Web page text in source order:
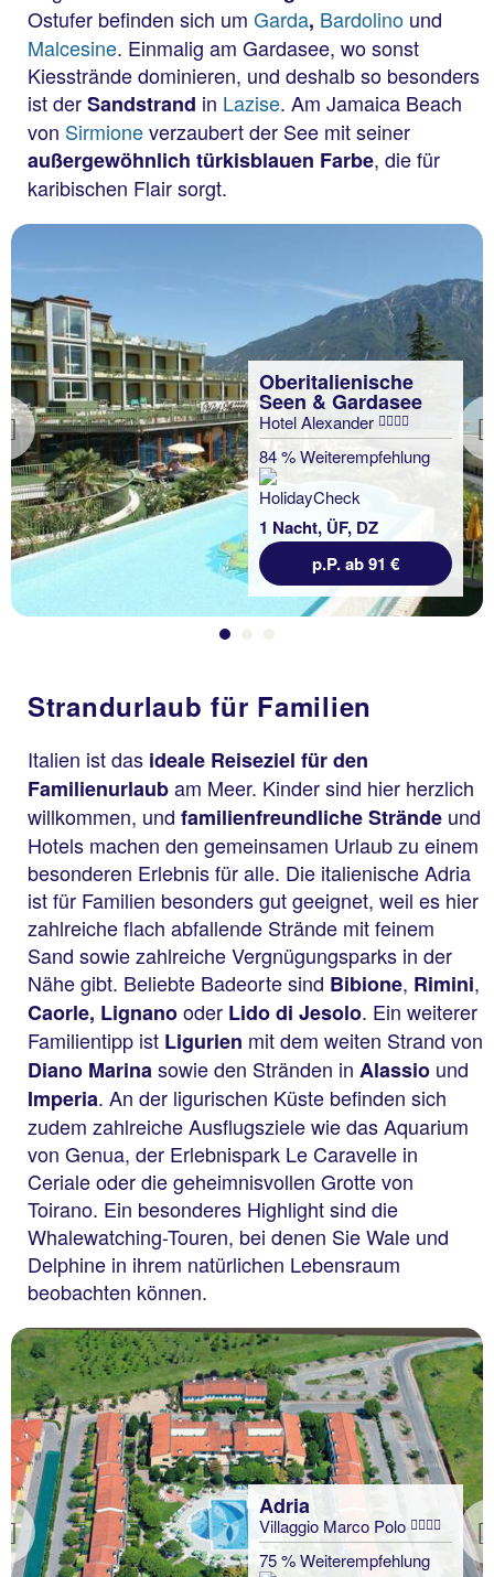
Ostufer befinden sich um Garda, Bardolino und
Malcesine. Einmalig am Gardasee, wo sonst
Kiesstrände dominieren, und deshalb so besonders
ist derSandstrand in Lazise. Am Jamaica Beach
von Sirmioneverzaubert der See mit seiner
außergewöhnlich türkisblauen Farbe, die für
karibischen Flair sorgt.
Previous
Oberitalienische
Seen & Gardasee
Hotel Alexander
84 % Weiterempfehlung
1 Nacht, ÜF, DZ
p.P. ab 91 €
Strandurlaub für Familien
Italien ist das ideale Reiseziel für den
Familienurlaubam Meer. Kinder sind hier herzlich
willkommen, und familienfreundliche Strände und
Hotels machen den gemeinsamen Urlaub zu einem
besonderen Erlebnis für alle. Die italienische Adria
ist für Familien besonders gut geeignet, weil es hier
zahlreiche flach abfallende Strände mit feinem
Sand sowie zahlreiche Vergnügungsparks in der
Nähe gibt. Beliebte Badeorte sind Bibione, Rimini,
Caorle, Lignanooder Lido di Jesolo. Ein weiterer
Familientipp ist Ligurien mit dem weiten Strand von
Diano Marinasowie den Stränden in Alassio und
Imperia. An der ligurischen Küste befinden sich
zudem zahlreiche Ausflugsziele wie das Aquarium
von Genua, der Erlebnispark Le Caravelle in
Ceriale oder die geheimnisvollen Grotte von
Toirano. Ein besonderes Highlight sind die
Whalewatching-Touren, bei denen Sie Wale und
Delphine in ihrem natürlichen Lebensraum
beobachten können.
Previous
Adria
Villaggio Marco Polo
75 % Weiterempfehlung